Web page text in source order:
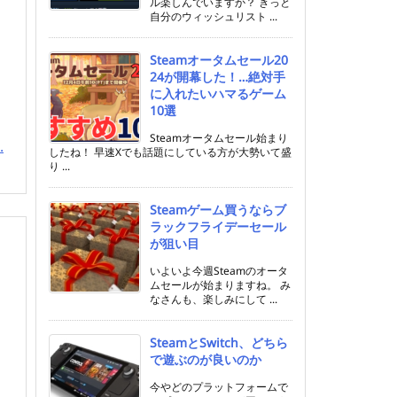
自分のウィッシュリスト ...
Steamオータムセール20
24が開幕した！…絶対手
に入れたいハマるゲーム
10選
Steamオータムセール始まり
したね！ 早速Xでも話題にしている方が大勢いて盛
り ...
Steamゲーム買うならブ
ラックフライデーセール
が狙い目
いよいよ今週Steamのオータ
ムセールが始まりますね。 み
なさんも、楽しみにして ...
SteamとSwitch、どちら
で遊ぶのが良いのか
今やどのプラットフォームで